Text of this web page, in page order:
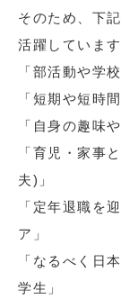
そのため、下
活躍しています
「部活動や学
「短期や短時
「自身の趣味
「育児・家事
夫)」
「定年退職を
ア」
「なるべく日
学生」